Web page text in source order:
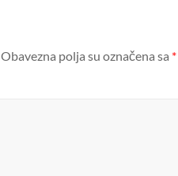
Obavezna polja su označena sa